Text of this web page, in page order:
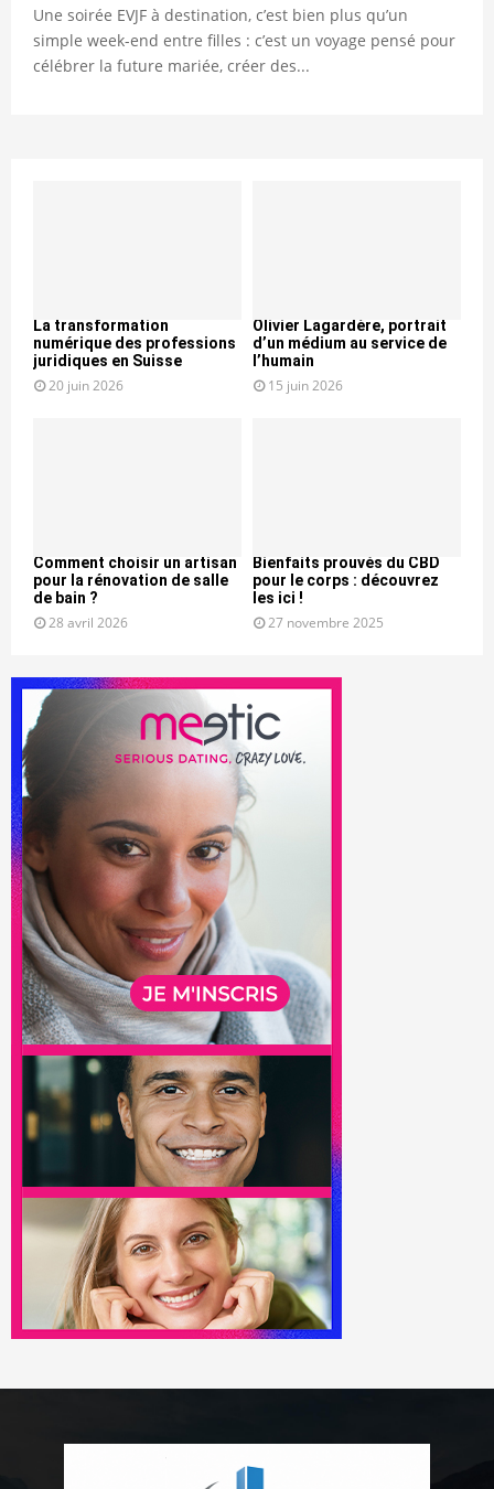
Une soirée EVJF à destination, c’est bien plus qu’un
simple week-end entre filles : c’est un voyage pensé pour
célébrer la future mariée, créer des...
La transformation
numérique des professions
juridiques en Suisse
20 juin 2026
Olivier Lagardère, portrait
d’un médium au service de
l’humain
15 juin 2026
Comment choisir un artisan
pour la rénovation de salle
de bain ?
28 avril 2026
Bienfaits prouvés du CBD
pour le corps : découvrez
les ici !
27 novembre 2025